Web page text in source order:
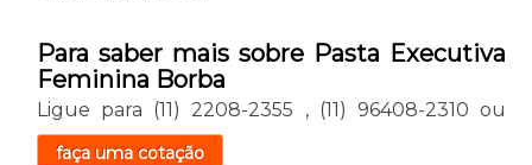
Para saber mais sobre Pasta Executiva
Feminina Borba
Ligue para (11) 2208-2355 , (11) 96408-2310 ou
faça uma cotação